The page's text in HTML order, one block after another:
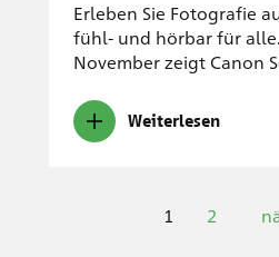
Erleben Sie Fotografie
fühl- und hörbar für alle.
November zeigt Canon
Weiterlesen
1 2